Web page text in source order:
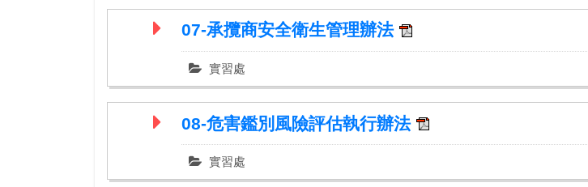
07-承攬商安全衛生管理辦法
實習處
08-危害鑑別風險評估執行辦法
實習處